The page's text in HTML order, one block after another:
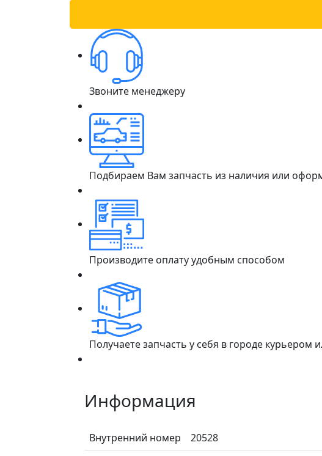
Звоните менеджеру
Подбираем Вам запчасть из наличия или
Производите оплату удобным способом
Получаете запчасть у себя в городе
Информация
Внутренний номер
20528